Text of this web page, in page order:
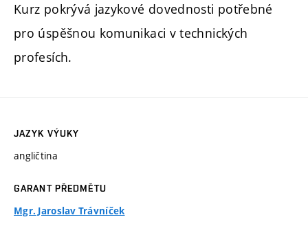
Kurz pokrývá jazykové dovednosti potřebné
pro úspěšnou komunikaci v technických
profesích.
JAZYK VÝUKY
angličtina
GARANT PŘEDMĚTU
Mgr. Jaroslav Trávníček